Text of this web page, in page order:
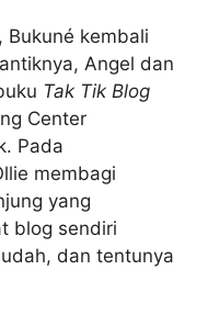
Bukuné kembali
Angel dan
Tak Tik Blog
Center
Pada
membagi
yang
blog sendiri
dan tentunya